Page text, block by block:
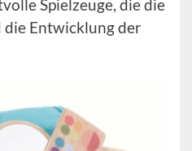
Spielzeuge, die die
Entwicklung der